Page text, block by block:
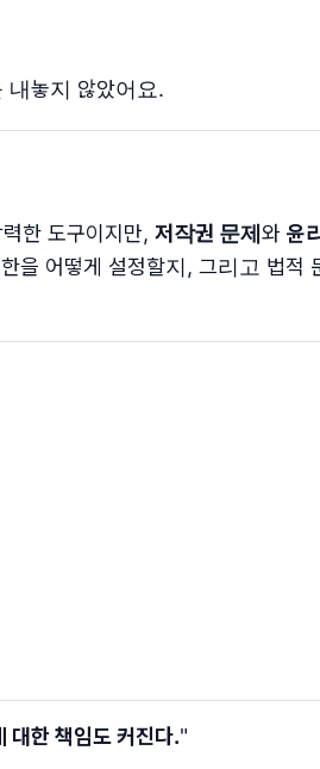
내놓지 않았어요.
한 도구이지만, 저작권 문제 와 윤
을 어떻게 설정할지, 그리고 법적
대한 책임도 커진다."